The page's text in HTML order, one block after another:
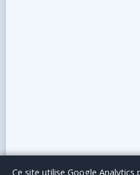
Le BlogPublicité Articles
Ce site utilise Google Analytics